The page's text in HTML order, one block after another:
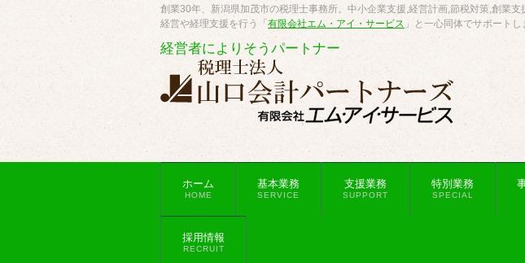
創業30年、新潟県加茂市の税理士事務所。中小企業支援,経営計画,節税対策,創業
経営や経理支援を行う「 有限会社エム・アイ・サービス 」と一心同体でサポートし
経営者によりそうパートナー
ホーム
HOME
基本業務
SERVICE
支援業務
SUPPORT
特別業務
SPECIAL
採用情報
RECRUIT